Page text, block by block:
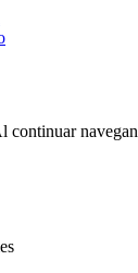
continuar